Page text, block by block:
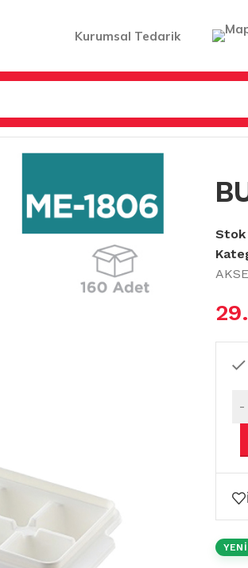
Kurumsal Tedarik
& AKSESUARLARI/BUZLUK NEW
Stok
-